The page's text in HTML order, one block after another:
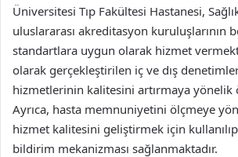
Üniversitesi Tıp Fakültesi Hastanesi,
uluslararası akreditasyon kuruluşlarının
standartlara uygun olarak hizmet
olarak gerçekleştirilen iç ve dış
hizmetlerinin kalitesini artırmaya yönelik
Ayrıca, hasta memnuniyetini ölçmeye
hizmet kalitesini geliştirmek için
bildirim mekanizması sağlanmaktadır.